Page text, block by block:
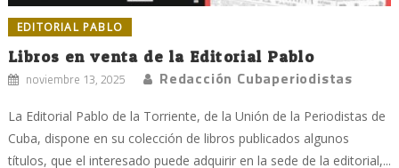
EDITORIAL PABLO
Libros en venta de la Editorial Pablo
noviembre 13, 2025 Redacción Cubaperiodistas
La Editorial Pablo de la Torriente, de la Unión de la Periodistas de
Cuba, dispone en su colección de libros publicados algunos
títulos, que el interesado puede adquirir en la sede de la editorial,...